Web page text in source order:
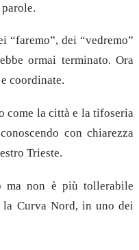
“faremo”, dei “vedremo”
ormai terminato. Ora
coordinate.
come la città e la tifoseria
con chiarezza
Trieste.
ma non è più tollerabile
la Curva Nord, in uno dei